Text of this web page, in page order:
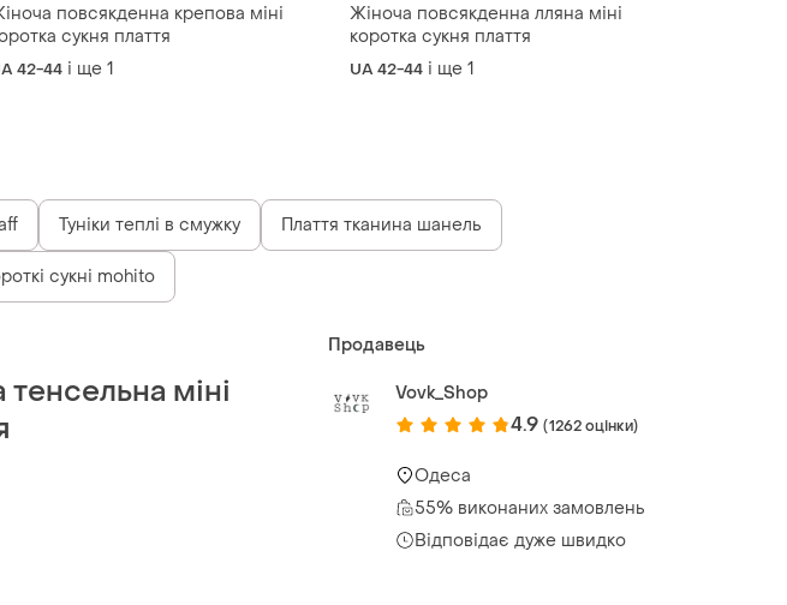
повсякденна крепова міні
сукня плаття
42-44 і ще 1
Жіноча повсякденна лляна міні
коротка сукня плаття
UA 42-44 і ще 1
Туніки теплі в смужку Плаття тканина шанель
сукні mohito
міні
Продавець
Vovk_Shop
4.9 (1262 оцінки)
Одеса
55% виконаних замовлень
Відповідає дуже швидко